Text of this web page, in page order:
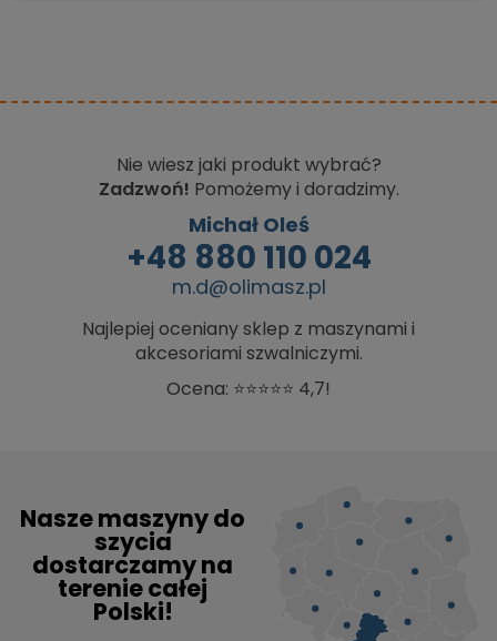
Nie wiesz jaki produkt wybrać?
Zadzwoń! Pomożemy i doradzimy.
Michał Oleś
+48 880 110 024
m.d@olimasz.pl
Najlepiej oceniany sklep z maszynami i
akcesoriami szwalniczymi.
Ocena: ⭐⭐⭐⭐⭐ 4,7!
Nasze maszyny do
szycia
dostarczamy na
terenie całej
Polski!